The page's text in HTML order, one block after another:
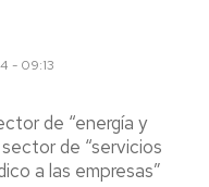
- 09:13
de “energía y
de “servicios
a las empresas”